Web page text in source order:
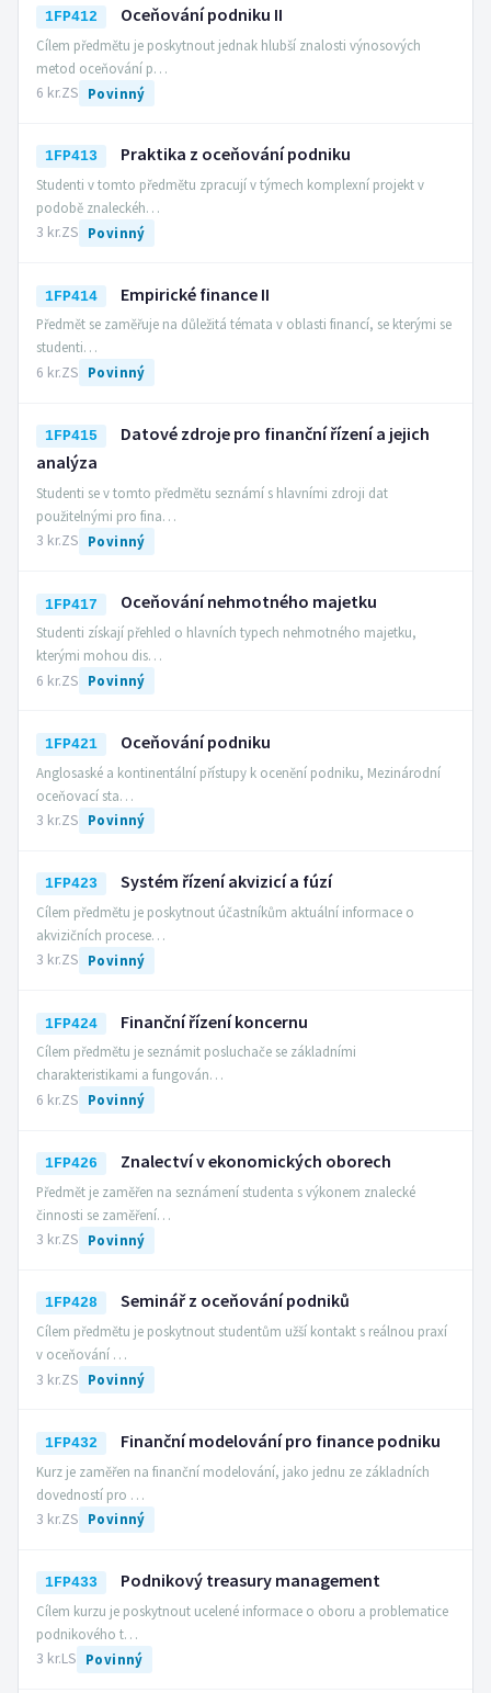
1FP412 Oceňování podniku II
Cílem předmětu je poskytnout jednak hlubší znalosti výnosových
metod oceňování p…
6 kr.ZS Povinný
1FP413 Praktika z oceňování podniku
Studenti v tomto předmětu zpracují v týmech komplexní projekt v
podobě znaleckéh…
3 kr.ZS Povinný
1FP414 Empirické finance II
Předmět se zaměřuje na důležitá témata v oblasti financí, se kterými se
studenti…
6 kr.ZS Povinný
1FP415
Datové zdroje pro finanční řízení a jejich
analýza
Studenti se v tomto předmětu seznámí s hlavními zdroji dat
použitelnými pro fina…
3 kr.ZS Povinný
1FP417 Oceňování nehmotného majetku
Studenti získají přehled o hlavních typech nehmotného majetku,
kterými mohou dis…
6 kr.ZS Povinný
1FP421 Oceňování podniku
Anglosaské a kontinentální přístupy k ocenění podniku, Mezinárodní
oceňovací sta…
3 kr.ZS Povinný
1FP423 Systém řízení akvizicí a fúzí
Cílem předmětu je poskytnout účastníkům aktuální informace o
akvizičních procese…
3 kr.ZS Povinný
1FP424 Finanční řízení koncernu
Cílem předmětu je seznámit posluchače se základními
charakteristikami a fungován…
6 kr.ZS Povinný
1FP426 Znalectví v ekonomických oborech
Předmět je zaměřen na seznámení studenta s výkonem znalecké
činnosti se zaměření…
3 kr.ZS Povinný
1FP428 Seminář z oceňování podniků
Cílem předmětu je poskytnout studentům užší kontakt s reálnou praxí
v oceňování …
3 kr.ZS Povinný
1FP432 Finanční modelování pro finance podniku
Kurz je zaměřen na finanční modelování, jako jednu ze základních
dovedností pro …
3 kr.ZS Povinný
1FP433 Podnikový treasury management
Cílem kurzu je poskytnout ucelené informace o oboru a problematice
podnikového t…
3 kr.LS Povinný